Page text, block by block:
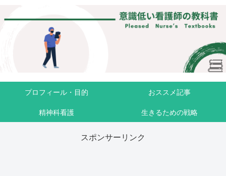
プロフィール・目的
おススメ記事
精神科看護
生きるための戦略
スポンサーリンク